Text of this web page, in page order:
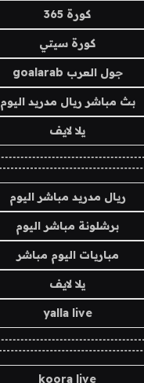
كورة 365
كورة سيتي
جول العرب goalarab
بث مباشر ريال مدريد اليوم
يلا لايف
ريال مدريد مباشر اليوم
برشلونة مباشر اليوم
مباريات اليوم مباشر
يلا لايف
yalla live
koora live